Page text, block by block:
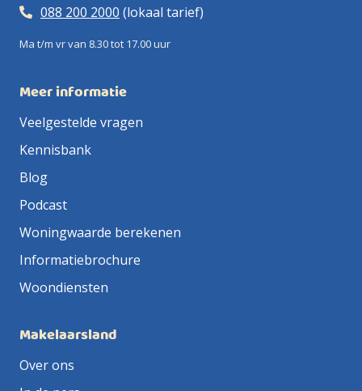
088 200 2000 (lokaal tarief)
Ma t/m vr van 8.30 tot 17.00 uur
Meer informatie
Veelgestelde vragen
Kennisbank
Blog
Podcast
Woningwaarde berekenen
Informatiebrochure
Woondiensten
Makelaarsland
Over ons